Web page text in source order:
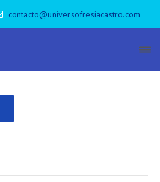
contacto@universofresiacastro.com